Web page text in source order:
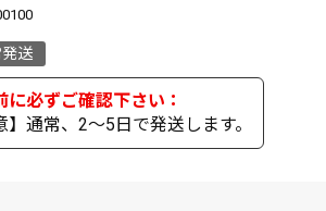
送
】通常、2～5日で発送します。